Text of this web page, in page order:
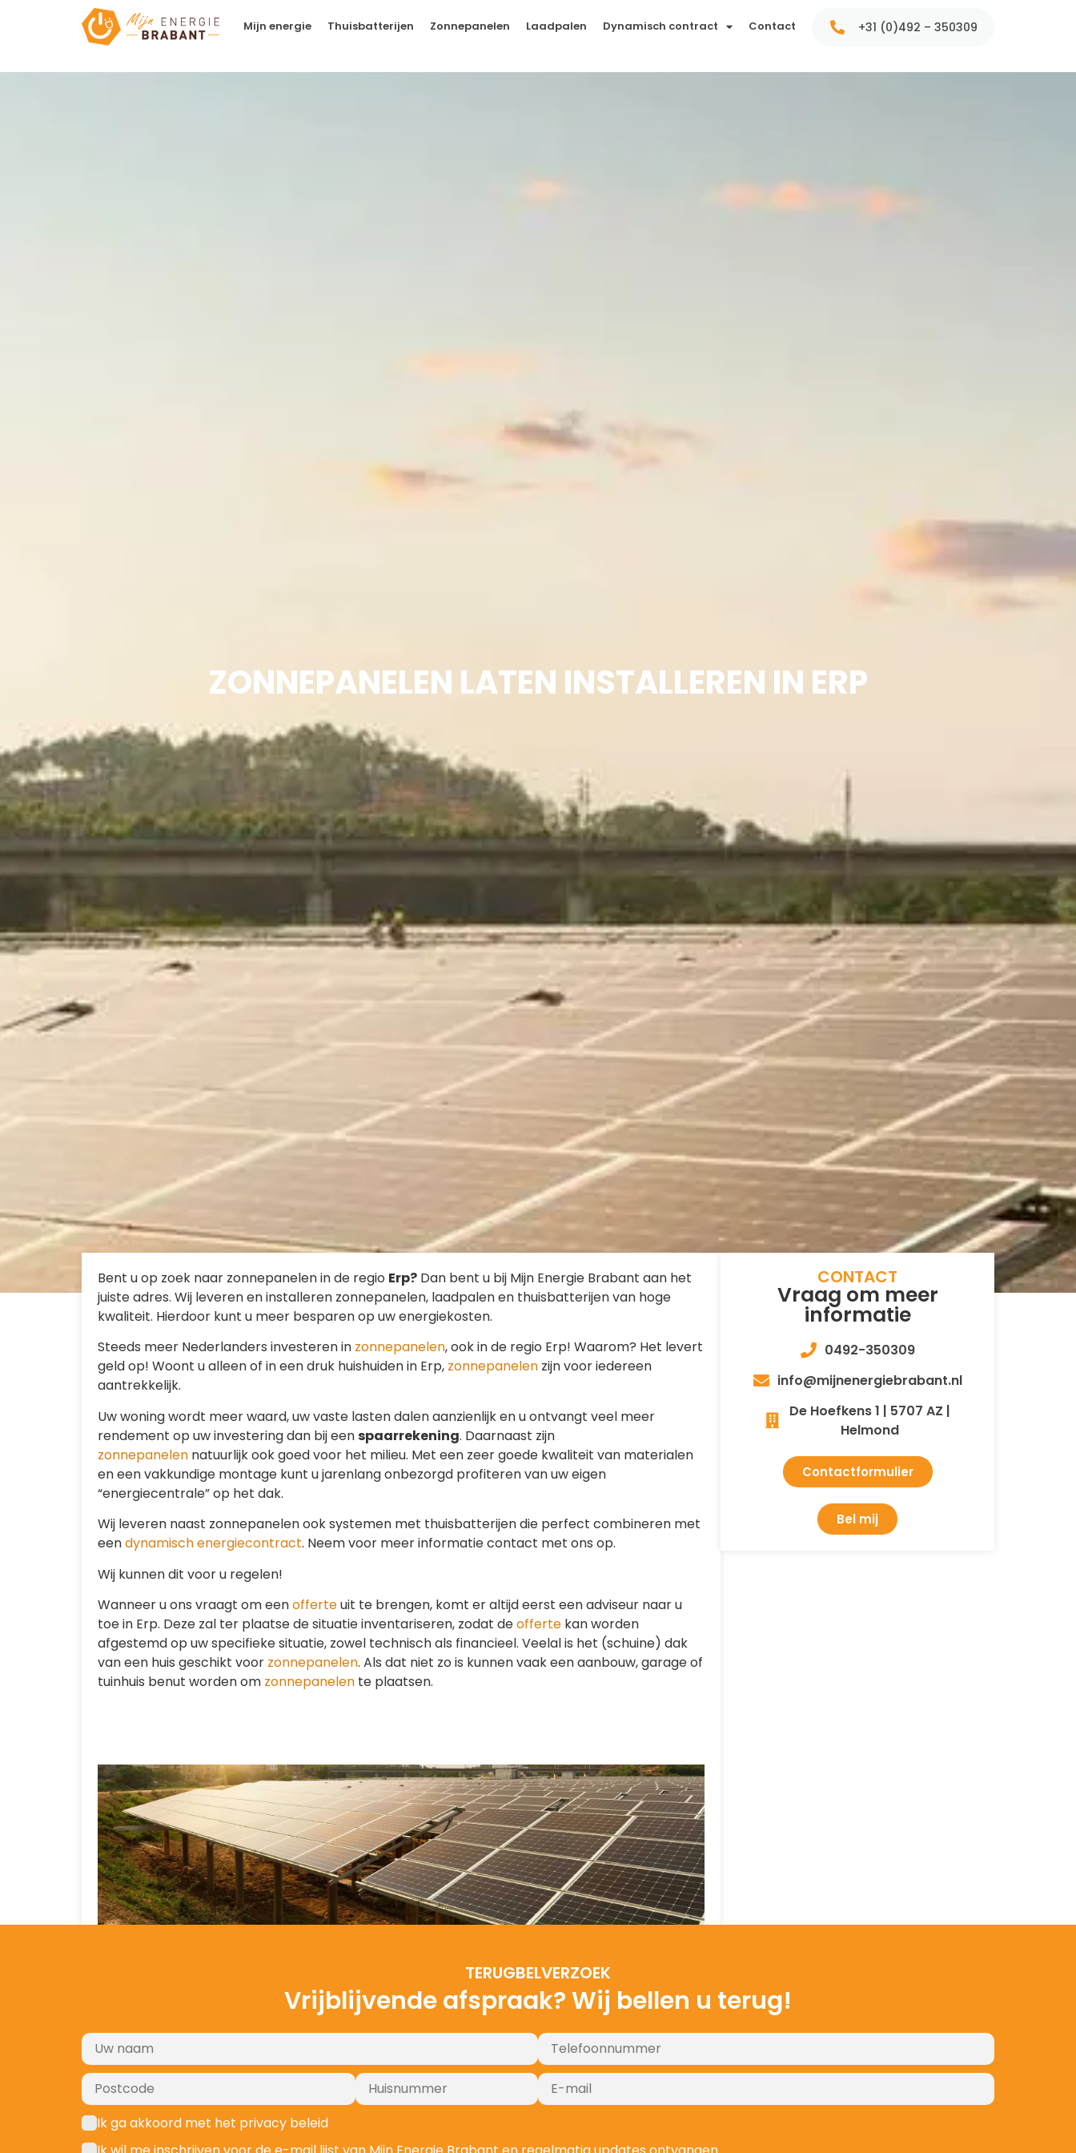
Mijn energie Thuisbatterijen Zonnepanelen Laadpalen Dynamisch contract Contact +31 (0)492 – 350309
ZONNEPANELEN LATEN INSTALLEREN IN ERP
Bent u op zoek naar zonnepanelen in de regio Erp? Dan bent u bij Mijn Energie Brabant aan het
juiste adres. Wij leveren en installeren zonnepanelen, laadpalen en thuisbatterijen van hoge
kwaliteit. Hierdoor kunt u meer besparen op uw energiekosten.
Steeds meer Nederlanders investeren in zonnepanelen, ook in de regio Erp! Waarom? Het levert
geld op! Woont u alleen of in een druk huishuiden in Erp, zonnepanelen zijn voor iedereen
aantrekkelijk.
Uw woning wordt meer waard, uw vaste lasten dalen aanzienlijk en u ontvangt veel meer
rendement op uw investering dan bij eenspaarrekening. Daarnaast zijn
zonnepanelen natuurlijk ook goed voor het milieu. Met een zeer goede kwaliteit van materialen
en een vakkundige montage kunt u jarenlang onbezorgd profiteren van uw eigen
“energiecentrale” op het dak.
Wij leveren naast zonnepanelen ook systemen met thuisbatterijen die perfect combineren met
eendynamisch energiecontract. Neem voor meer informatie contact met ons op.
Wij kunnen dit voor u regelen!
Wanneer u ons vraagt om eenofferteuit te brengen, komt er altijd eerst een adviseur naar u
toe in Erp. Deze zal ter plaatse de situatie inventariseren, zodat deofferte kan worden
afgestemd op uw specifieke situatie, zowel technisch als financieel. Veelal is het (schuine) dak
van een huis geschikt voor zonnepanelen. Als dat niet zo is kunnen vaak een aanbouw, garage of
tuinhuis benut worden om zonnepanelen te plaatsen.
CONTACT
Vraag om meer
informatie
0492-350309
info@mijnenergiebrabant.nl
De Hoefkens 1 | 5707 AZ |
Helmond
Contactformulier
Bel mij
ZONNEPANELEN LATEN INSTALLEREN IN ERP
ZONNEPANELEN LATEN INSTALLEREN IN ERP
ZONNEPANELEN LATEN INSTALLEREN IN ERP
ZONNEPANELEN LATEN INSTALLEREN IN ERP
ZONNEPANELEN LATEN INSTALLEREN IN ERP
ZONNEPANELEN LATEN INSTALLEREN IN ERP
TERUGBELVERZOEK
Vrijblijvende afspraak? Wij bellen u terug!
Ik ga akkoord met het privacy beleid